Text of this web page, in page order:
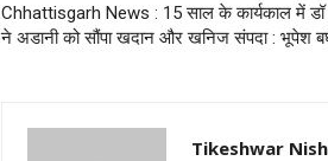
Chhattisgarh News : 15 साल के कार्यकाल में डॉ
ने अडानी को सौंपा खदान और खनिज संपदा : भूपेश
Tikeshwar